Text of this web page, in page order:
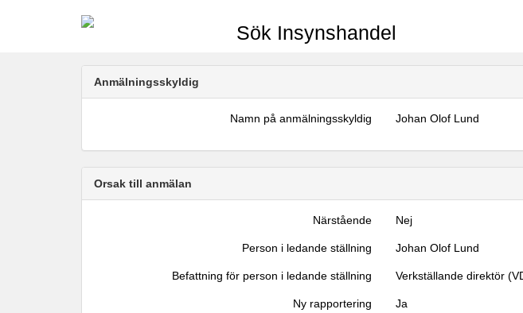
Sök Insynshandel
Anmälningsskyldig
Namn på anmälningsskyldig Johan Olof Lund
Orsak till anmälan
Närstående Nej
Person i ledande ställning Johan Olof Lund
Befattning för person i ledande ställning Verkställande direktör
Ny rapportering Ja